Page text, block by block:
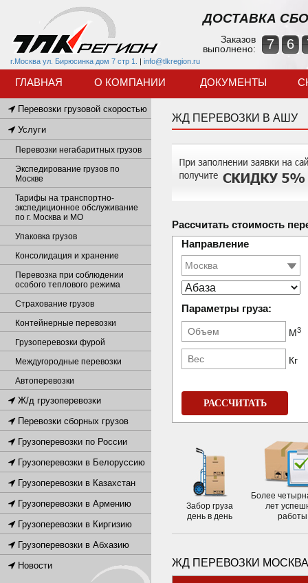
г.Москва ул. Бирюсинка дом 7 стр 1. | info@tlkregion.ru
ДОСТАВКА
Заказов
выполнено:
7 6
ГЛАВНАЯ О КОМПАНИИ ДОКУМЕНТЫ
ЖД ПЕРЕВОЗКИ В АШУ
Рассчитать стоимость
Направление
Параметры груза:
М3
Кг
РАССЧИТАТЬ
Забор груза
день в день
Более
лет
работы
ЖД ПЕРЕВОЗКИ
Перевозки грузовой скоростью
Услуги
Перевозки негабаритных грузов
Экспедирование грузов по
Москве
Тарифы на транспортно-
экспедиционное обслуживание
по г. Москва и МО
Упаковка грузов
Консолидация и хранение
Перевозка при соблюдении
особого теплового режима
Страхование грузов
Контейнерные перевозки
Грузоперевозки фурой
Междугородные перевозки
Автоперевозки
Ж/д грузоперевозки
Перевозки сборных грузов
Грузоперевозки по России
Грузоперевозки в Белоруссию
Грузоперевозки в Казахстан
Грузоперевозки в Армению
Грузоперевозки в Киргизию
Грузоперевозки в Абхазию
Новости